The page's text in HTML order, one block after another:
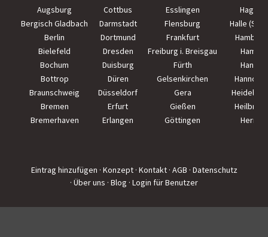
Augsburg
Cottbus Esslingen
Hagen
Bergisch Gladbach
Darmstadt Flensburg
Halle
Berlin
Dortmund Frankfurt
Hamburg
Bielefeld
Dresden Freiburg i. Breisgau
Hamm
Bochum
Duisburg Fürth
Hanau
Bottrop
Düren Gelsenkirchen
Hannover
Braunschweig
Düsseldorf Gera
Bremen
Erfurt Gießen
Heilbronn
Bremerhaven
Erlangen Göttingen Herne
Eintrag hinzufügen · Konzept · Kontakt · AGB · Datenschutz
· Über uns · Blog · Login für Benutzer